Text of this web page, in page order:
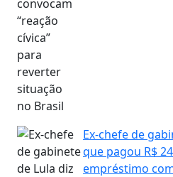
Ex-chefe de
que pagou R$
empréstimo